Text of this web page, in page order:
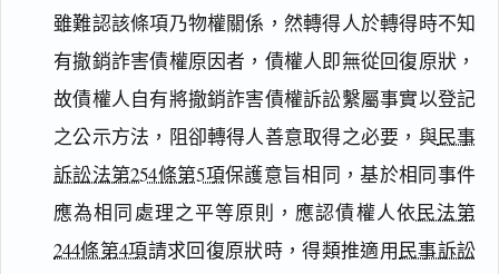
雖難認該條項乃物權關係，然轉得人於轉得時不知
有撤銷詐害債權原因者，債權人即無從回復原狀，
故債權人自有將撤銷詐害債權訴訟繫屬事實以登記
之公示方法，阻卻轉得人善意取得之必要，與民事
訴訟法第254條第5項保護意旨相同，基於相同事件
應為相同處理之平等原則，應認債權人依民法第
244條第4項請求回復原狀時，得類推適用民事訴訟